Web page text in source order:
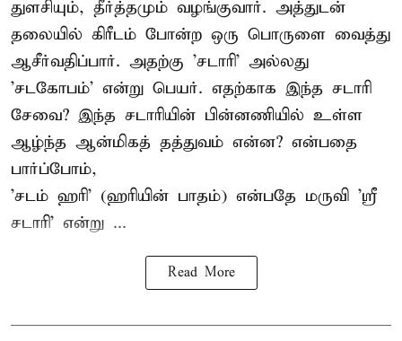
துளசியும், தீர்த்தமும் வழங்குவார். அத்துடன்
தலையில் கிரீடம் போன்ற ஒரு பொருளை வைத்து
ஆசீர்வதிப்பார். அதற்கு 'சடாரி' அல்லது
'சடகோபம்' என்று பெயர். எதற்காக இந்த சடாரி
சேவை? இந்த சடாரியின் பின்னணியில் உள்ள
ஆழ்ந்த ஆன்மிகத் தத்துவம் என்ன? என்பதை
பார்ப்போம்,
'சடம் ஹரி' (ஹரியின் பாதம்) என்பதே மருவி 'ஸ்ரீ
சடாரி' என்று ...
Read More